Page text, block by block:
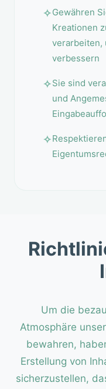
Gewähren
Kreationen
verarbeiten,
verbessern
Sie sind
und
Um die
Atmosphäre
bewahren,
Erstellung von
sicherzustellen,